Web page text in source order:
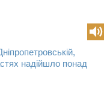
надійшло понад